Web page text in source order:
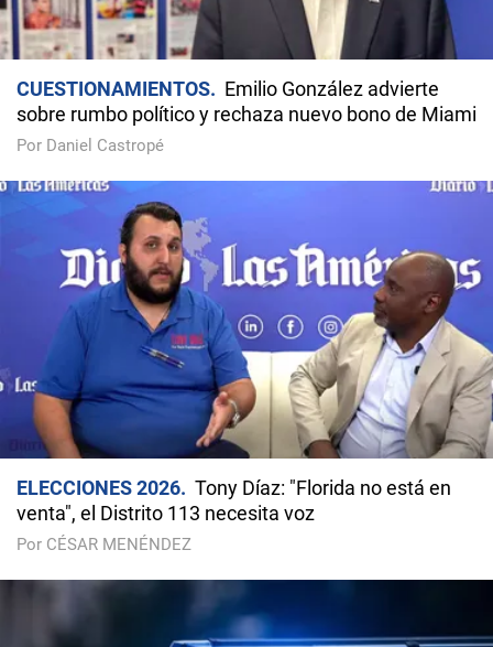
CUESTIONAMIENTOS
Emilio González advierte
sobre rumbo político y rechaza nuevo bono de Miami
Por Daniel Castropé
ELECCIONES 2026
Tony Díaz: "Florida no está en
venta", el Distrito 113 necesita voz
Por CÉSAR MENÉNDEZ